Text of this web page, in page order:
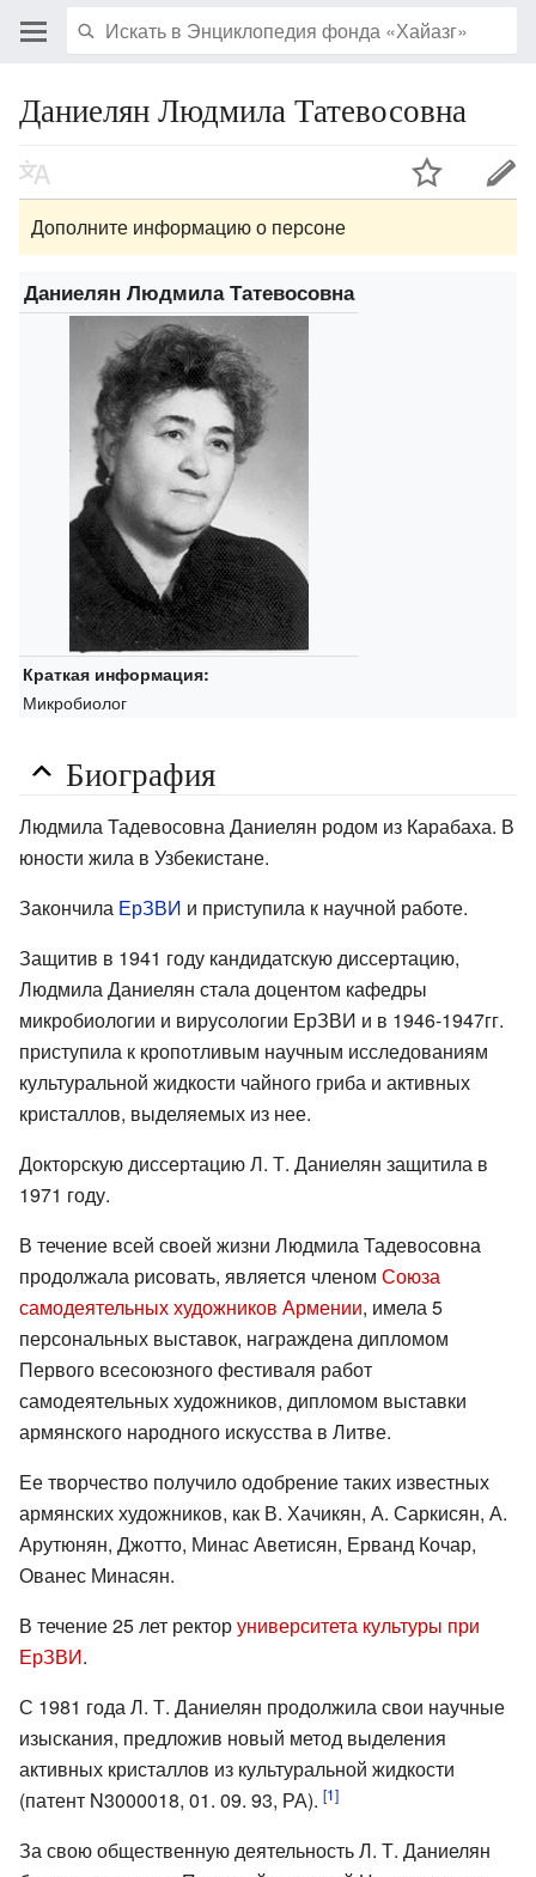
Даниелян Людмила Татевосовна
Дополните информацию о персоне
Даниелян Людмила Татевосовна
Краткая информация:
Микробиолог
Биография
Людмила Тадевосовна Даниелян родом из Карабаха. В
юности жила в Узбекистане.
Закончила ЕрЗВИ и приступила к научной работе.
Защитив в 1941 году кандидатскую диссертацию,
Людмила Даниелян стала доцентом кафедры
микробиологии и вирусологии ЕрЗВИ и в 1946-1947гг.
приступила к кропотливым научным исследованиям
культуральной жидкости чайного гриба и активных
кристаллов, выделяемых из нее.
Докторскую диссертацию Л. Т. Даниелян защитила в
1971 году.
В течение всей своей жизни Людмила Тадевосовна
продолжала рисовать, является членом Союза
самодеятельных художников Армении, имела 5
персональных выставок, награждена дипломом
Первого всесоюзного фестиваля работ
самодеятельных художников, дипломом выставки
армянского народного искусства в Литве.
Ее творчество получило одобрение таких известных
армянских художников, как В. Хачикян, А. Саркисян, А.
Арутюнян, Джотто, Минас Аветисян, Ерванд Кочар,
Ованес Минасян.
В течение 25 лет ректоруниверситета культуры при
ЕрЗВИ.
С 1981 года Л. Т. Даниелян продолжила свои научные
изыскания, предложив новый метод выделения
активных кристаллов из культуральной жидкости
(патент N3000018, 01. 09. 93, РА). [1]
За свою общественную деятельность Л. Т. Даниелян